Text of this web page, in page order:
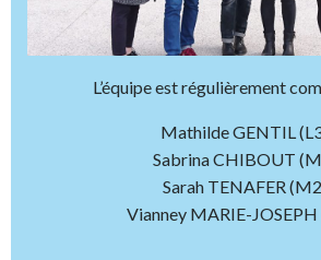
L’équipe est régulièrement
Mathilde GENTIL
Sabrina CHIBOUT
Sarah TENAFER
Vianney MARIE-